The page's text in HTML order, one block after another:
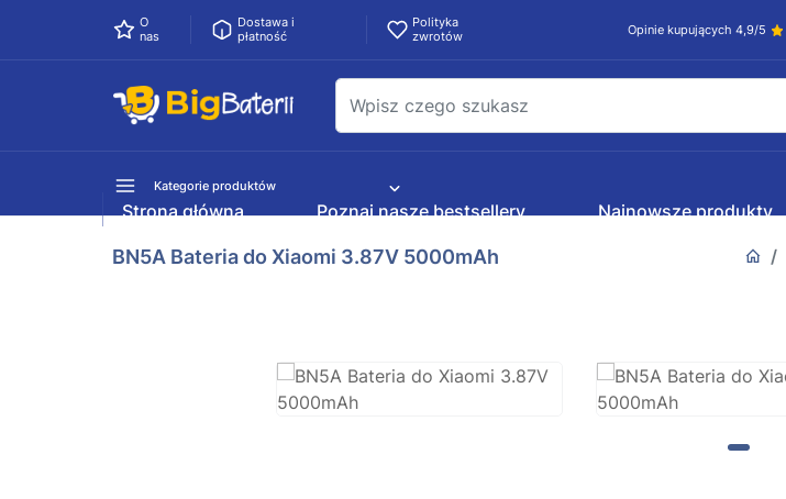
O
nas
Dostawa i
płatność
Polityka
zwrotów
Opinie kupujących 4,9/5
Kategorie produktów
Strona główna Poznaj nasze bestsellery Najnowsze produkty
BN5A Bateria do Xiaomi 3.87V 5000mAh